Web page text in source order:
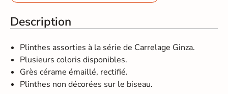
Description
Plinthes assorties à la série de Carrelage Ginza.
Plusieurs coloris disponibles.
Grès cérame émaillé, rectifié.
Plinthes non décorées sur le biseau.